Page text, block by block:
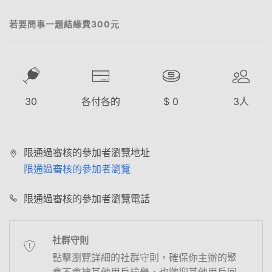
若要問事一題結緣費300元
30 各付各的 $ 0 3人
限通過審核的參加者瀏覽地址
限通過審核的參加者瀏覽
限通過審核的參加者瀏覽電話
社群守則
點擊瀏覽詳細的社群守則，確保你主辦的聚